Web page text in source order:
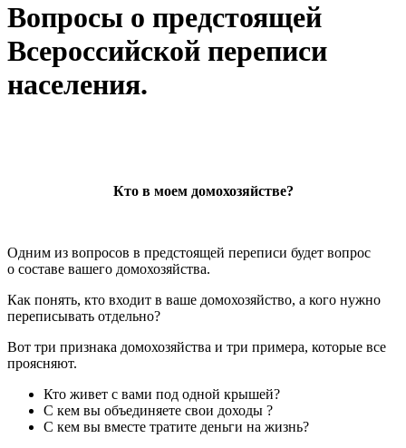
Вопросы о предстоящей
Всероссийской переписи
населения.
Кто в моем домохозяйстве?
Одним из вопросов в предстоящей переписи будет вопрос
о составе вашего домохозяйства.
Как понять, кто входит в ваше домохозяйство, а кого нужно
переписывать отдельно?
Вот три признака домохозяйства и три примера, которые все
проясняют.
Кто живет с вами под одной крышей?
С кем вы объединяете свои доходы ?
С кем вы вместе тратите деньги на жизнь?